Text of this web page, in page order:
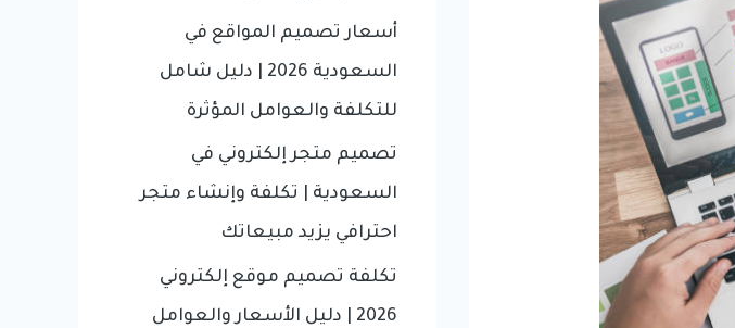
:
أسعار تصميم المواقع في
السعودية 2026 | دليل شامل
للتكلفة والعوامل المؤثرة
تصميم متجر إلكتروني في
السعودية | تكلفة وإنشاء متجر
احترافي يزيد مبيعاتك
تكلفة تصميم موقع إلكتروني
2026 | دليل الأسعار والعوامل